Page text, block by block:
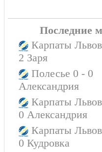
Последние
Карпаты
2 Заря
Полесье 0 - 0
Александрия
Карпаты
0 Александрия
Карпаты
0 Кудровка